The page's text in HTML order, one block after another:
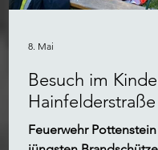
Besuch im
Hainfelderstraße
Feuerwehr
8. Mai